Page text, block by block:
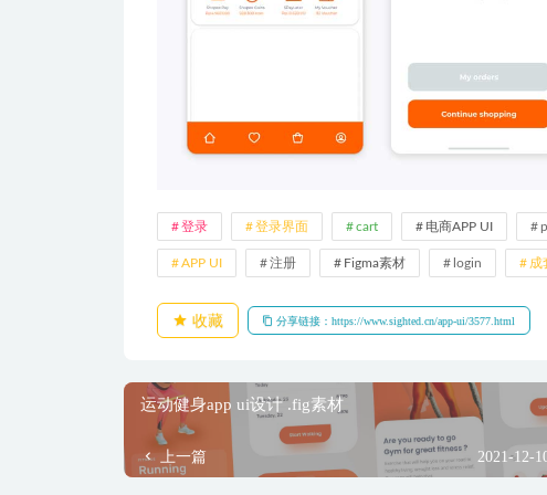
登录 登录界面 cart 电商APP UI
APP UI 注册 Figma素材 login 成
收藏 分享链接：https://www.sighted.cn/app-ui/3577.html
运动健身app ui设计 .fig素材
上一篇 2021-12-